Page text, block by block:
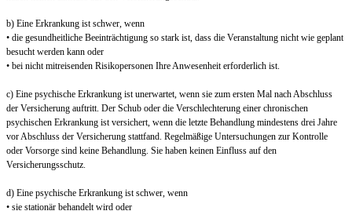
b) Eine Erkrankung ist schwer, wenn
• die gesundheitliche Beeinträchtigung so stark ist, dass die Veranstaltung nicht wie geplant
besucht werden kann oder
• bei nicht mitreisenden Risikopersonen Ihre Anwesenheit erforderlich ist.
c) Eine psychische Erkrankung ist unerwartet, wenn sie zum ersten Mal nach Abschluss
der Versicherung auftritt. Der Schub oder die Verschlechterung einer chronischen
psychischen Erkrankung ist versichert, wenn die letzte Behandlung mindestens drei Jahre
vor Abschluss der Versicherung stattfand. Regelmäßige Untersuchungen zur Kontrolle
oder Vorsorge sind keine Behandlung. Sie haben keinen Einfluss auf den
Versicherungsschutz.
d) Eine psychische Erkrankung ist schwer, wenn
• sie stationär behandelt wird oder